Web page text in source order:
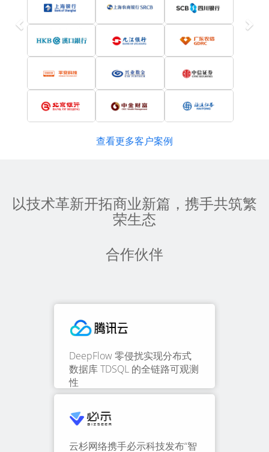
查看更多客户案例
以技术革新开拓商业新篇，携手共筑繁
荣生态
合作伙伴
DeepFlow 零侵扰实现分布式
数据库 TDSQL 的全链路可观测
性
云杉网络携手必示科技发布“智